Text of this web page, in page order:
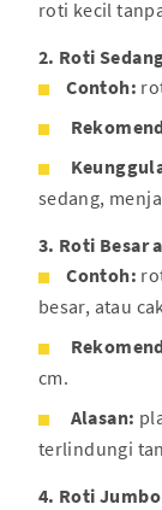
roti kecil
2. Roti
Contoh:
sedang,
3. Roti Besar
Contoh:
besar, atau
R
cm.
Alasan:
terlindungi
4. Roti